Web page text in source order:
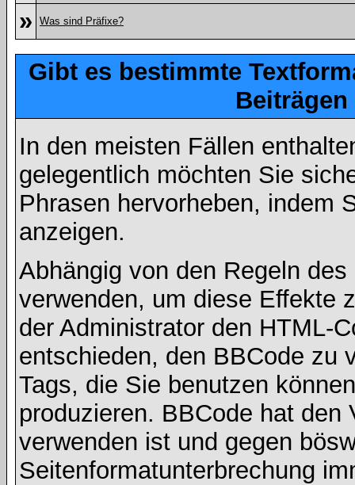
» Was sind Präfixe?
Gibt es bestimmte
In den meisten Fällen
gelegentlich möchten Sie
Phrasen hervorheben, indem
anzeigen.
Abhängig von den Regeln
verwenden, um diese Effekte
der Administrator den HTML-
entschieden, den BBCode zu
Tags, die Sie benutzen
produzieren. BBCode hat
verwenden ist und gegen
Seitenformatunterbrechung